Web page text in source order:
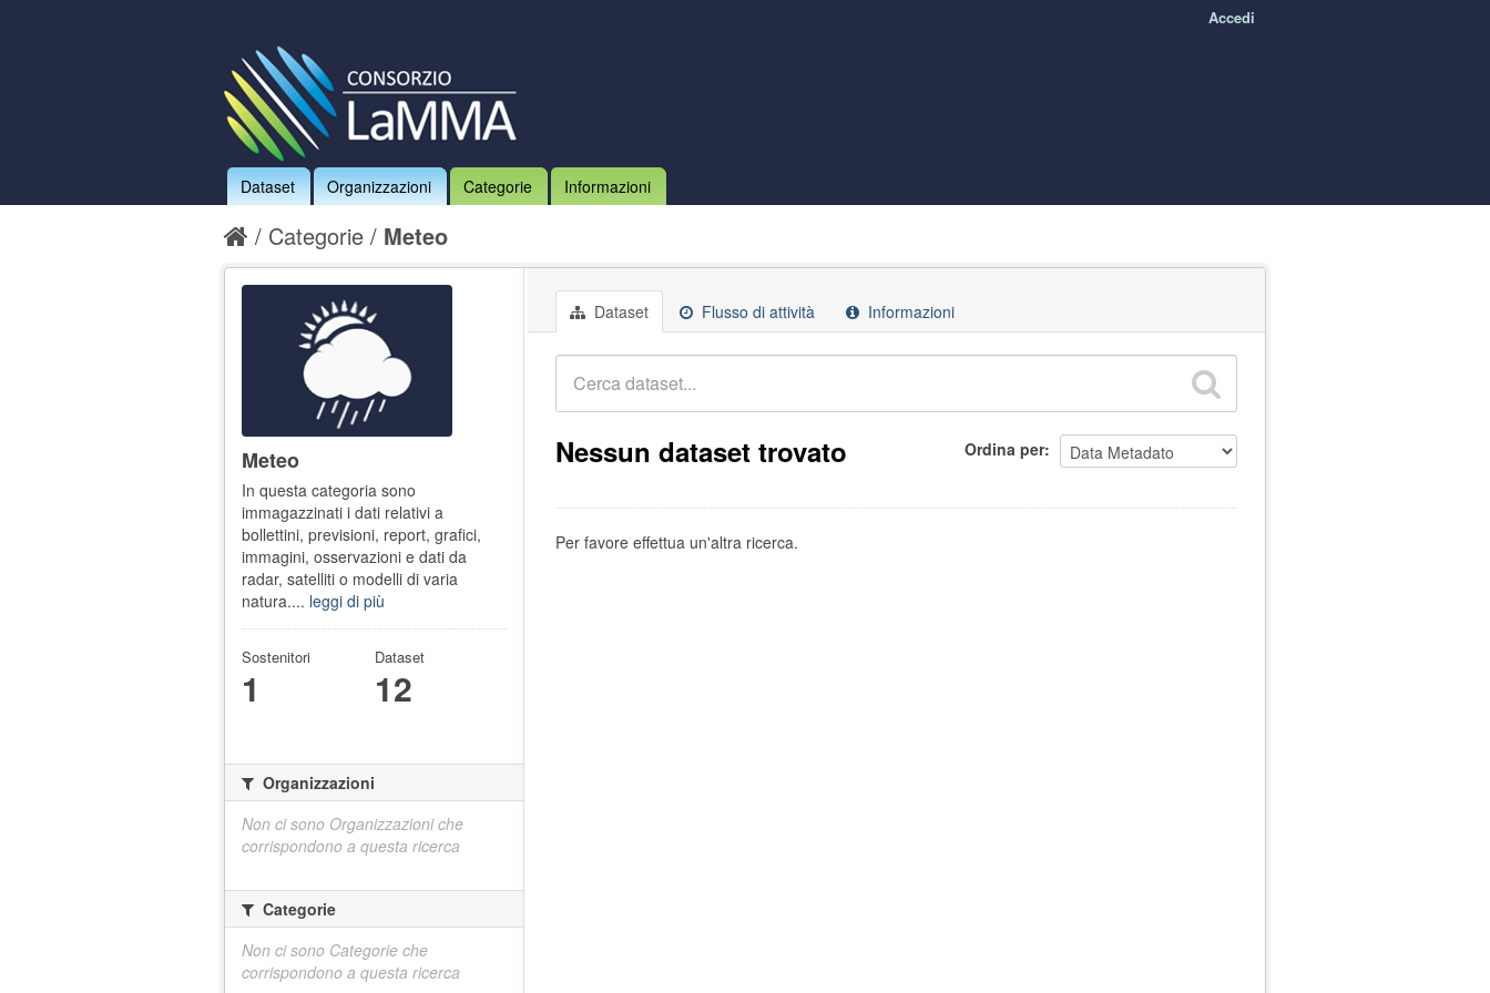
Accedi
Dataset Organizzazioni Categorie Informazioni
Categorie Meteo
Dataset Flusso di attività Informazioni
Ordina per
Nessun dataset trovato
Per favore effettua un'altra ricerca.
Meteo
In questa categoria sono
immagazzinati i dati relativi a
bollettini, previsioni, report, grafici,
immagini, osservazioni e dati da
radar, satelliti o modelli di varia
natura.... leggi di più
Sostenitori
1
Dataset
12
Organizzazioni
Non ci sono Organizzazioni che
corrispondono a questa ricerca
Categorie
Non ci sono Categorie che
corrispondono a questa ricerca